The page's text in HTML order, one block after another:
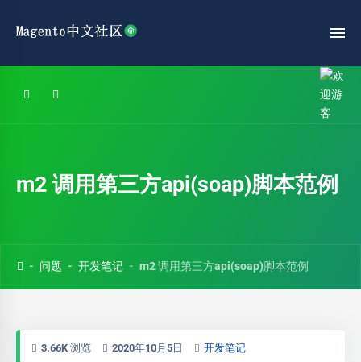
m2 调用第三方api(soap)脚本范例
问题 开发笔记 m2 调用第三方api(soap)脚本范例
3.66K 浏览 2020年10月5日 开发笔记